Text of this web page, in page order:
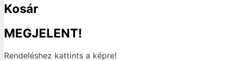
Kosár
MEGJELENT!
Rendeléshez kattints a képre!